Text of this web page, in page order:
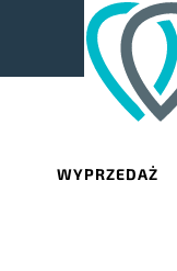
WYPRZEDAŻ